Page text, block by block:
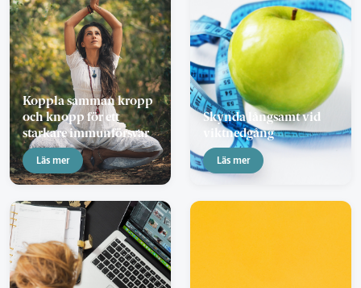
Koppla samman kropp
och knopp för ett
starkare immunförsvar
Läs mer
Skynda långsamt vid
viktnedgång
Läs mer